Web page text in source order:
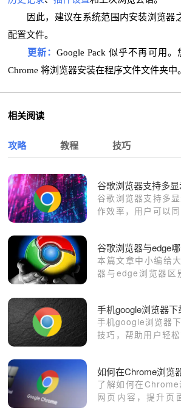
因此，建议在系统范围内安装浏览器
配置文件。
更新：Google Pack 似乎不再可用
Chrome 将浏览器安装在程序文件文件夹中。
相关阅读
攻略 教程 技巧
谷歌浏览器支持多
作效率，用户可以
谷歌浏览器与edge
本篇文章中小编给
器与edge浏览器区
手机google浏览器
手机google浏览器
技巧，帮助用户轻
了解如何在
网页内容，提升页